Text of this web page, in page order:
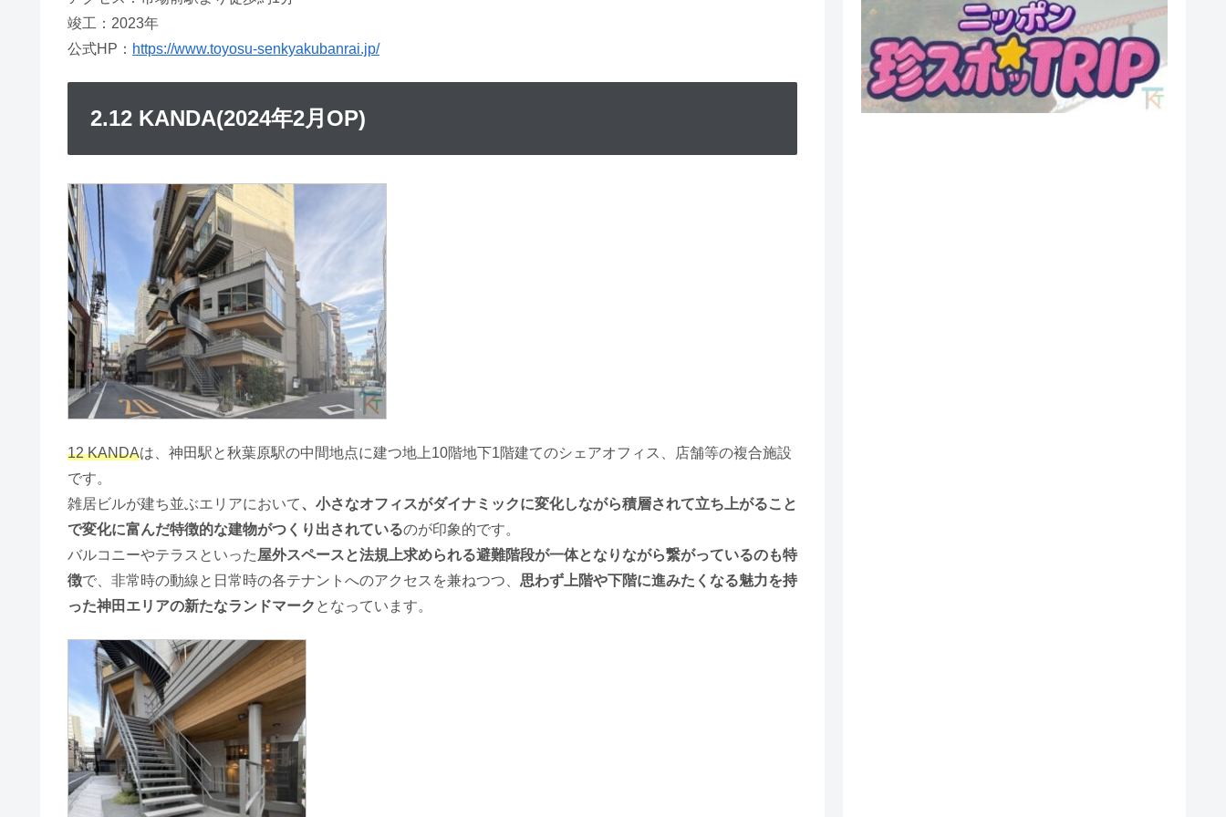
竣工：2023年
公式HP： https://www.toyosu-senkyakubanrai.jp/
2.12 KANDA(2024年2月OP)
12 KANDAは、神田駅と秋葉原駅の中間地点に建つ地上10階地下1階建てのシェアオフィス、店舗等の複合施設
です。
雑居ビルが建ち並ぶエリアにおいて、小さなオフィスがダイナミックに変化しながら積層されて立ち上がること
で変化に富んだ特徴的な建物がつくり出されているのが印象的です。
バルコニーやテラスといった屋外スペースと法規上求められる避難階段が一体となりながら繋がっているのも特
徴で、非常時の動線と日常時の各テナントへのアクセスを兼ねつつ、 思わず上階や下階に進みたくなる魅力を持
った神田エリアの新たなランドマーク となっています。